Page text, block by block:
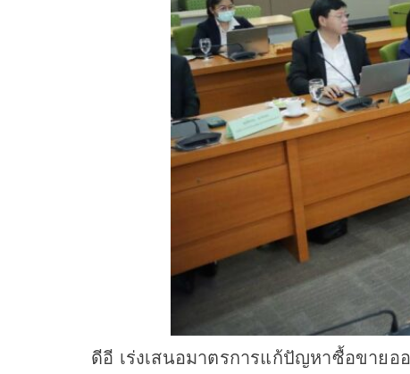
ดีอี เร่งเสนอมาตรการแก้ปัญหาซื้อขายอ